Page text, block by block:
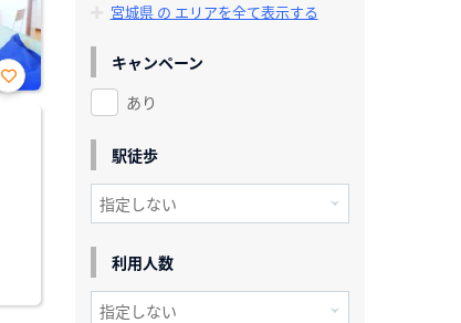
お気
宮城県 の エリアを全て表示する
キャンペーン
あり
駅徒歩
利用人数